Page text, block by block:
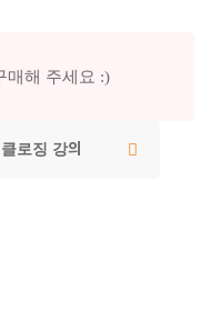
매해 주세요 :)
클로징 강의